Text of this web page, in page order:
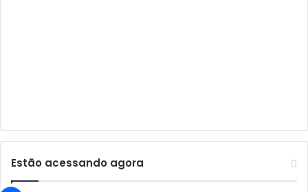
Audisat K10 Urus
Audisat K20 Huracan
Audisat K30 Aventador
Estão acessando agora